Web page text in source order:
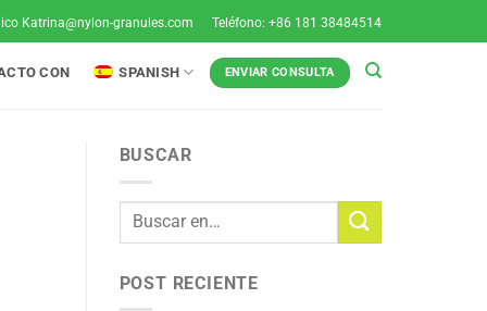
Katrina@nylon-granules.com Teléfono: +86 181 38484514
CON SPANISH ENVIAR CONSULTA
BUSCAR
POST RECIENTE